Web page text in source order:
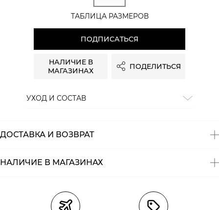
ТАБЛИЦА РАЗМЕРОВ
ПОДПИСАТЬСЯ
НАЛИЧИЕ В
МАГАЗИНАХ
ПОДЕЛИТЬСЯ
УХОД И СОСТАВ
ДОСТАВКА И ВОЗВРАТ
Курьерская доставка СДЭК
НАЛИЧИЕ В МАГАЗИНАХ